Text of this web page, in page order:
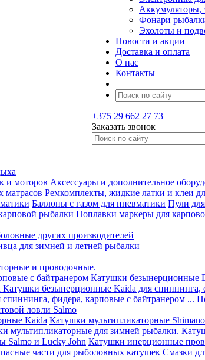
Аккумуляторы,
Фонари
Эхолоты и
Новости и акции
Доставка и оплата
О нас
Контакты
+375 29 662 27 73
Заказать звонок
и моторов Аксессуары и дополнительное
Ремкомплекты, жидкие латки и клеи
Баллоны с газом для пневматики Пули
рыбалки Поплавки маркеры для
других производителей
для зимней и летней рыбалки
и проводочные.
с байтранером Катушки безынерционные
Катушки безынерционные Kaida для спиннинга,
фидера, карповые с байтранером ...
ловли Salmo
Kaida Катушки мультипликаторные Shimano
мультипликаторные для зимней рыбалки.
Salmo и Lucky John Катушки инерционные
части для рыболовных катушек Смазки